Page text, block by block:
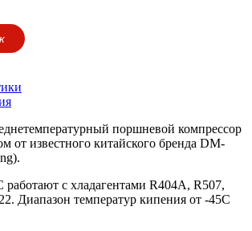
поршневой компрессор
от известного китайского бренда DM-
с хладагентами R404A, R507,
Диапазон температур кипения от -45С